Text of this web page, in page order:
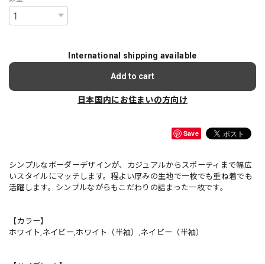
International shipping available
Add to cart
日本国内にお住まいの方向け
Save
シンプルなボーダーデザインが、カジュアルからスポーティまで幅広
いスタイルにマッチします。程よい厚みの生地で一枚でも重ね着でも
活躍します。シンプルながらもこだわりの詰まった一枚です。
【カラー】
ホワイト,ネイビー,ホワイト（半袖）,ネイビー（半袖）